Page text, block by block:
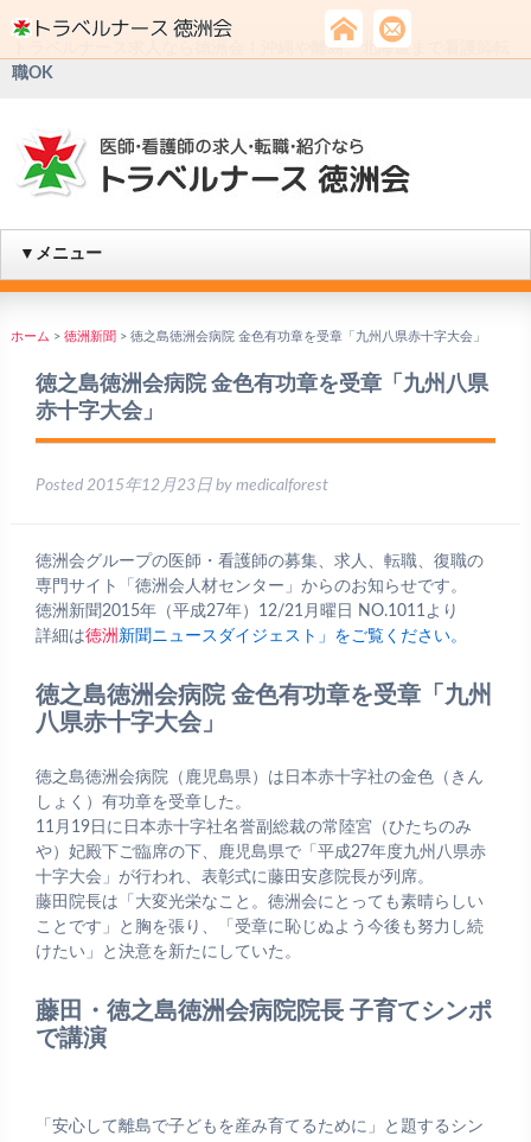
トラベルナース求人なら徳洲会！沖縄や離島、北海道まで看護師転
職OK
▼メニュー
ホーム > 徳洲新聞 > 徳之島徳洲会病院 金色有功章を受章「九州八県赤十字大会」
徳之島徳洲会病院 金色有功章を受章「九州八県
赤十字大会」
Posted 2015年12月23日 by medicalforest
徳洲会グループの医師・看護師の募集、求人、転職、復職の
専門サイト「徳洲会人材センター」からのお知らせです。
徳洲新聞2015年（平成27年）12/21月曜日 NO.1011より
詳細は徳洲 新聞ニュースダイジェスト」をご覧ください。
徳之島徳洲会病院 金色有功章を受章「九州
八県赤十字大会」
徳之島徳洲会病院（鹿児島県）は日本赤十字社の金色（きん
しょく）有功章を受章した。
11月19日に日本赤十字社名誉副総裁の常陸宮（ひたちのみ
や）妃殿下ご臨席の下、鹿児島県で「平成27年度九州八県赤
十字大会」が行われ、表彰式に藤田安彦院長が列席。
藤田院長は「大変光栄なこと。徳洲会にとっても素晴らしい
ことです」と胸を張り、「受章に恥じぬよう今後も努力し続
けたい」と決意を新たにしていた。
藤田・徳之島徳洲会病院院長 子育てシンポ
で講演
「安心して離島で子どもを産み育てるために」と題するシン